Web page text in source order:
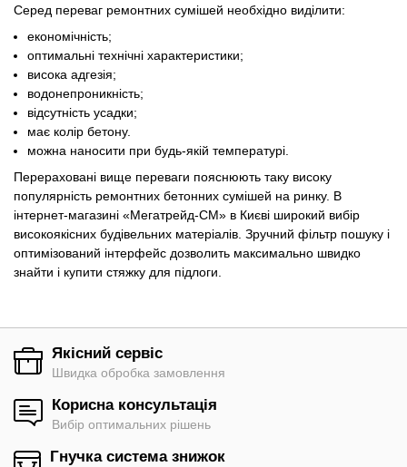
Серед переваг ремонтних cумішей необхідно виділити:
економічність;
оптимальні технічні характеристики;
висока адгезія;
водонепроникність;
відсутність усадки;
має колір бетону.
можна наносити при будь-якій температурі.
Перераховані вище переваги пояснюють таку високу
популярність ремонтних бетонних сумішей на ринку. В
інтернет-магазині «Мегатрейд-СМ» в Києві широкий вибір
високоякісних будівельних матеріалів. Зручний фільтр пошуку і
оптимізований інтерфейс дозволить максимально швидко
знайти і купити стяжку для підлоги.
Якісний сервіс
Швидка обробка замовлення
Корисна консультація
Вибір оптимальних рішень
Гнучка система знижок